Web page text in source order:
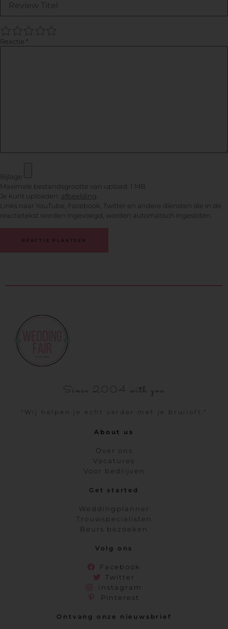
5
4
3
2
Reactie *
Bijlage
Maximale bestandsgrootte van upload: 1 MB.
Je kunt uploaden: afbeelding.
Links naar YouTube, Facebook, Twitter en andere diensten die in de
reactietekst worden ingevoegd, worden automatisch ingesloten.
Since 2004 with you
"Wij helpen je echt verder met je bruiloft."
About us
Over ons
Vacatures
Voor bedrijven
Get started
Weddingplanner
Trouwspecialisten
Beurs bezoeken
Volg ons
Facebook
Twitter
Instagram
Pinterest
Ontvang onze nieuwsbrief